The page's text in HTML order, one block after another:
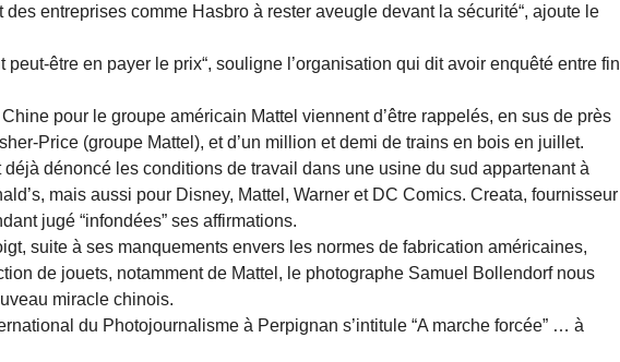
entreprises comme Hasbro à rester aveugle devant la sécurité“, ajoute le
peut-être en payer le prix“, souligne l’organisation qui dit avoir enquêté entre fin
pour le groupe américain Mattel viennent d’être rappelés, en sus de près
Price (groupe Mattel), et d’un million et demi de trains en bois en juillet.
déjà dénoncé les conditions de travail dans une usine du sud appartenant à
mais aussi pour Disney, Mattel, Warner et DC Comics. Creata, fournisseur
jugé “infondées” ses affirmations.
suite à ses manquements envers les normes de fabrication américaines,
de jouets, notamment de Mattel, le photographe Samuel Bollendorf nous
miracle chinois.
du Photojournalisme à Perpignan s’intitule “A marche forcée” … à